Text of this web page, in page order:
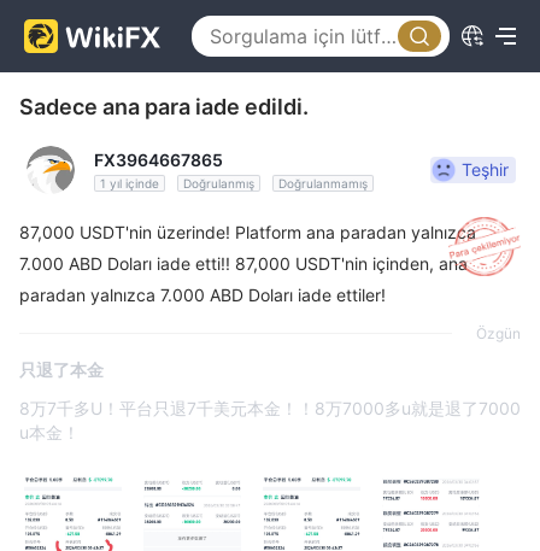
Sadece ana para iade edildi.
FX3964667865
1 yıl içinde Doğrulanmış Doğrulanmamış
Teşhir
87,000 USDT'nin üzerinde! Platform ana paradan yalnızca
7.000 ABD Doları iade etti!! 87,000 USDT'nin içinden, ana
paradan yalnızca 7.000 ABD Doları iade ettiler!
Özgün
只退了本金
8万7千多U！平台只退7千美元本金！！8万7000多u就是退了7000
u本金！